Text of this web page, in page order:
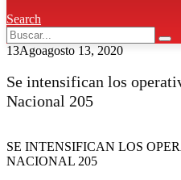
Search
13Agoagosto 13, 2020
Se intensifican los
Nacional 205
SE INTENSIFICAN LOS
NACIONAL 205